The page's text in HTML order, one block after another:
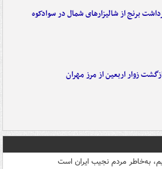
برنج از شالیزارهای شمال در سوادکوه
زوار اربعین از مرز مهران
به‌خاطر مردم نجیب ایران است